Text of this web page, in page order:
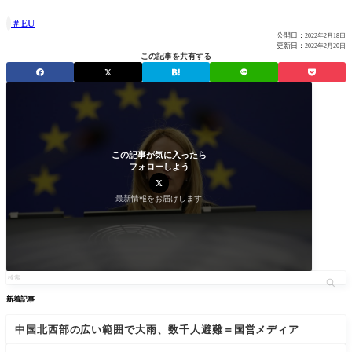
EU
公開日： 2022年2月18日
更新日： 2022年2月20日
この記事を共有する
この記事が気に入ったら
フォローしよう
最新情報をお届けします
新着記事
中国北西部の広い範囲で大雨、数千人避難＝国営メディア